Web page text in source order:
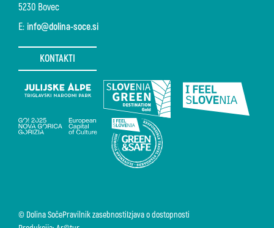
5230 Bovec
E: info@dolina-soce.si
KONTAKTI
© Dolina SočePravilnik zasebnostiIzjava o dostopnosti